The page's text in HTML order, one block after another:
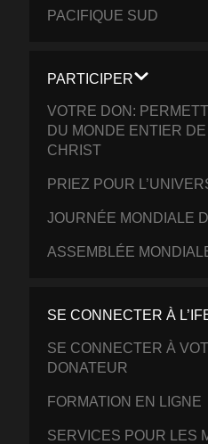
PACIFIQUE SUD
PARTICIPER
VOTRE DON:
DU MONDE ENTIER
CHRIST
PRIEZ POUR
JOURNÉE MONDIALE
ASSEMBLÉE
SE CONNECTER À
SE CONNECTER À
DONATEUR
FORMATION EN LIGNE
SERVICES POUR LES